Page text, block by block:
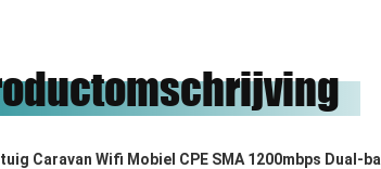
Caravan Wifi Mobiel CPE SMA 1200mbps Dual-